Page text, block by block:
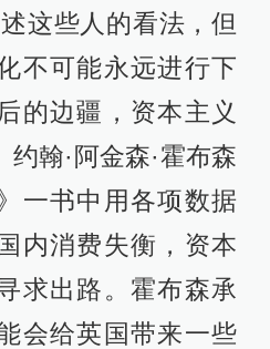
这些人的看法，但
不可能永远进行下
的边疆，资本主义
翰·阿金森·霍布森
一书中用各项数据
内消费失衡，资本
求出路。霍布森承
会给英国带来一些